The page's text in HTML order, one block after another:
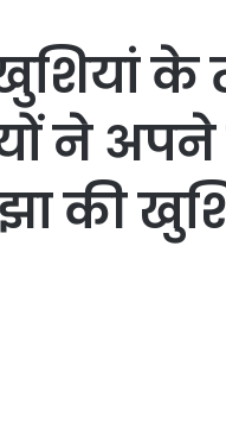
के
ने
की